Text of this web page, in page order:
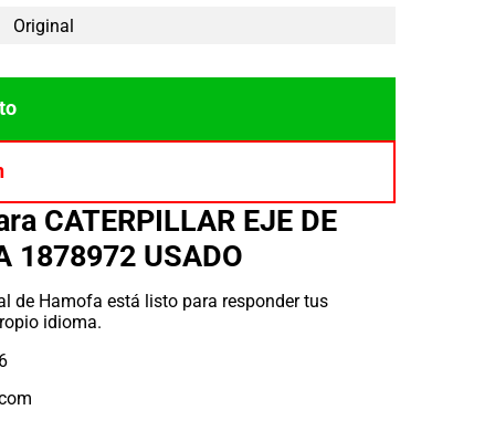
Original
CATERPILLAR EJE DE
1878972 USADO
de Hamofa está listo para responder tus
idioma.